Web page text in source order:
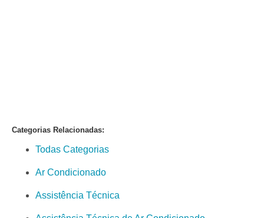
Categorias Relacionadas:
Todas Categorias
Ar Condicionado
Assistência Técnica